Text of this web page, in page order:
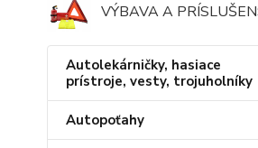
VÝBAVA A
Autolekárničky, hasiace
prístroje, vesty, trojuholníky
Autopoťahy